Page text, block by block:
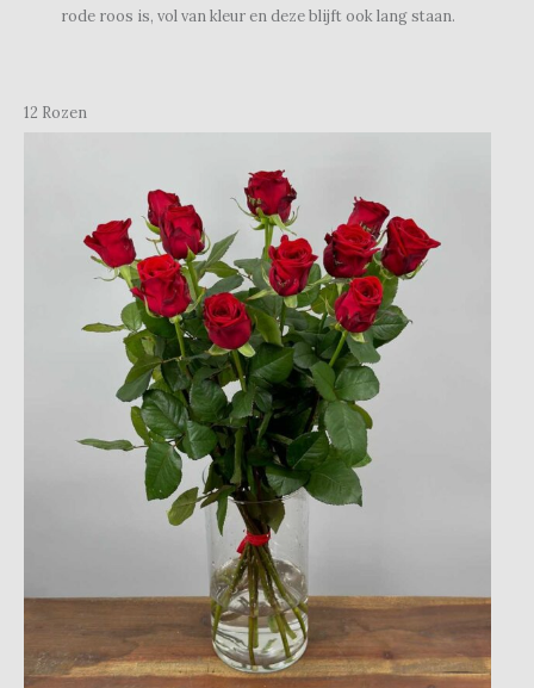
rode roos is, vol van kleur en deze blijft ook lang staan.
12 Rozen